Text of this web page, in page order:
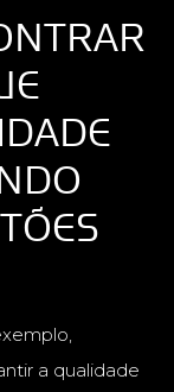
a qualidade